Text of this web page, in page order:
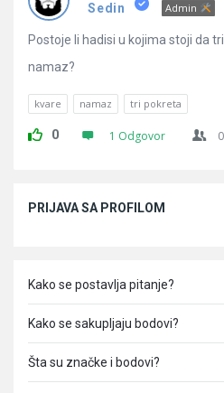
Sedin Admin
Postoje li hadisi u kojima stoji da
namaz?
kvare namaz tri pokreta
0 1 Odgovor 0
PRIJAVA SA PROFILOM
Kako se postavlja pitanje?
Kako se sakupljaju bodovi?
Šta su značke i bodovi?